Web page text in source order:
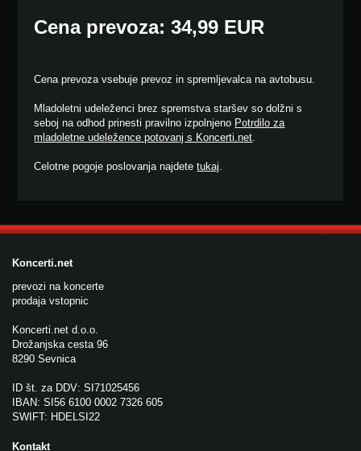
Cena prevoza: 34,99 EUR
Cena prevoza vsebuje prevoz in spremljevalca na avtobusu.
Mladoletni udeleženci brez spremstva staršev so dolžni s
seboj na odhod prinesti pravilno izpolnjeno Potrdilo za
mladoletne udeležence potovanj s Koncerti.net.
Celotne pogoje poslovanja najdetetukaj.
Koncerti.net
prevozi na koncerte
prodaja vstopnic
Koncerti.net d.o.o.
Drožanjska cesta 96
8290 Sevnica
ID št. za DDV: SI71025456
IBAN: SI56 6100 0002 7326 605
SWIFT: HDELSI22
Kontakt